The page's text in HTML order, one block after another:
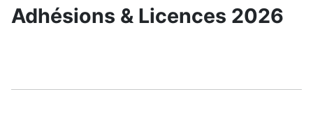
Adhésions & Licences 2026